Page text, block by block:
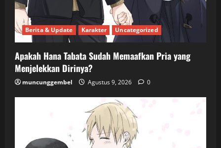
Berita & Update Karakter Uncategorized
Apakah Hana Tabata Sudah Memaafkan Pria yang
Menjelekkan Dirinya?
muncunggembel Agustus 9, 2026 0